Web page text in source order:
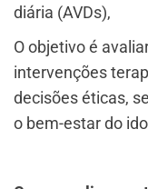
diária (AVDs),
O objetivo é
intervenções
decisões éticas,
o bem-estar do